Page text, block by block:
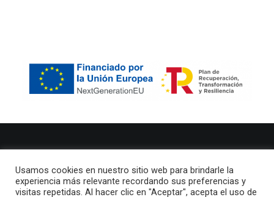
© 2021 Clic Publicidade Todos los derechos reservados
Aviso legal–Política de privacidad
Usamos cookies en nuestro sitio web para brindarle la
experiencia más relevante recordando sus preferencias y
visitas repetidas. Al hacer clic en "Aceptar", acepta el uso de